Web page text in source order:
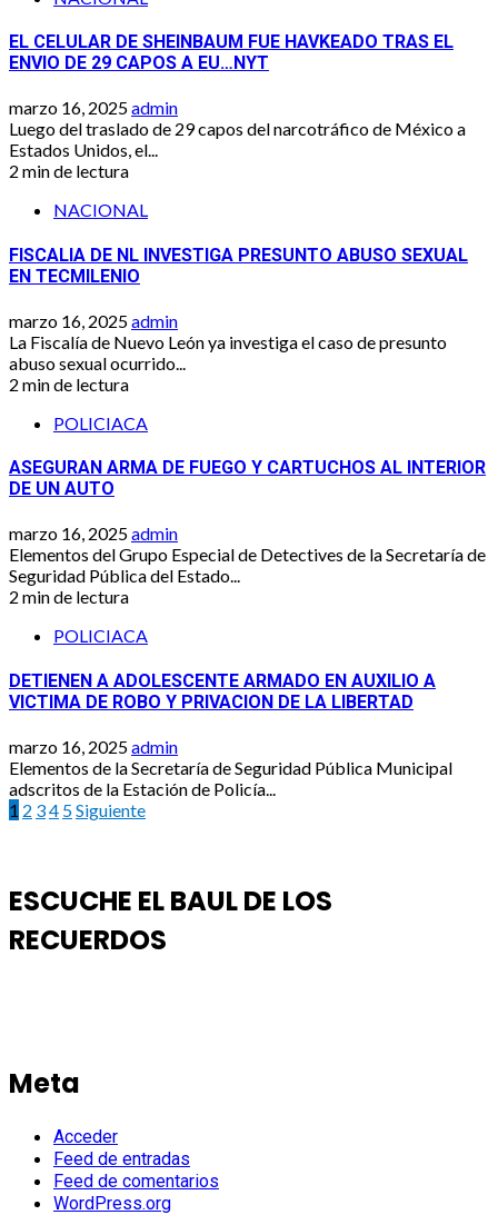
EL CELULAR DE SHEINBAUM FUE HAVKEADO TRAS EL
ENVIO DE 29 CAPOS A EU…NYT
marzo 16, 2025admin
Luego del traslado de 29 capos del narcotráfico de México a
Estados Unidos, el...
2 min de lectura
NACIONAL
FISCALIA DE NL INVESTIGA PRESUNTO ABUSO SEXUAL
EN TECMILENIO
marzo 16, 2025admin
La Fiscalía de Nuevo León ya investiga el caso de presunto
abuso sexual ocurrido...
2 min de lectura
POLICIACA
ASEGURAN ARMA DE FUEGO Y CARTUCHOS AL INTERIOR
DE UN AUTO
marzo 16, 2025admin
Elementos del Grupo Especial de Detectives de la Secretaría de
Seguridad Pública del Estado...
2 min de lectura
POLICIACA
DETIENEN A ADOLESCENTE ARMADO EN AUXILIO A
VICTIMA DE ROBO Y PRIVACION DE LA LIBERTAD
marzo 16, 2025admin
Elementos de la Secretaría de Seguridad Pública Municipal
adscritos de la Estación de Policía...
Paginación
entradas
1 2 34 5Siguiente
ESCUCHE EL BAUL DE LOS
RECUERDOS
Meta
Acceder
Feed de entradas
Feed de comentarios
WordPress.org